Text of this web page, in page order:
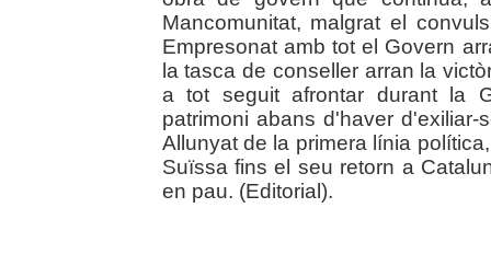
Mancomunitat, malgrat el
Empresonat amb tot el Govern
la tasca de conseller arran la
a tot seguit afrontar durant la
patrimoni abans d'haver
Allunyat de la primera línia
Suïssa fins el seu retorn a
en pau. (Editorial).